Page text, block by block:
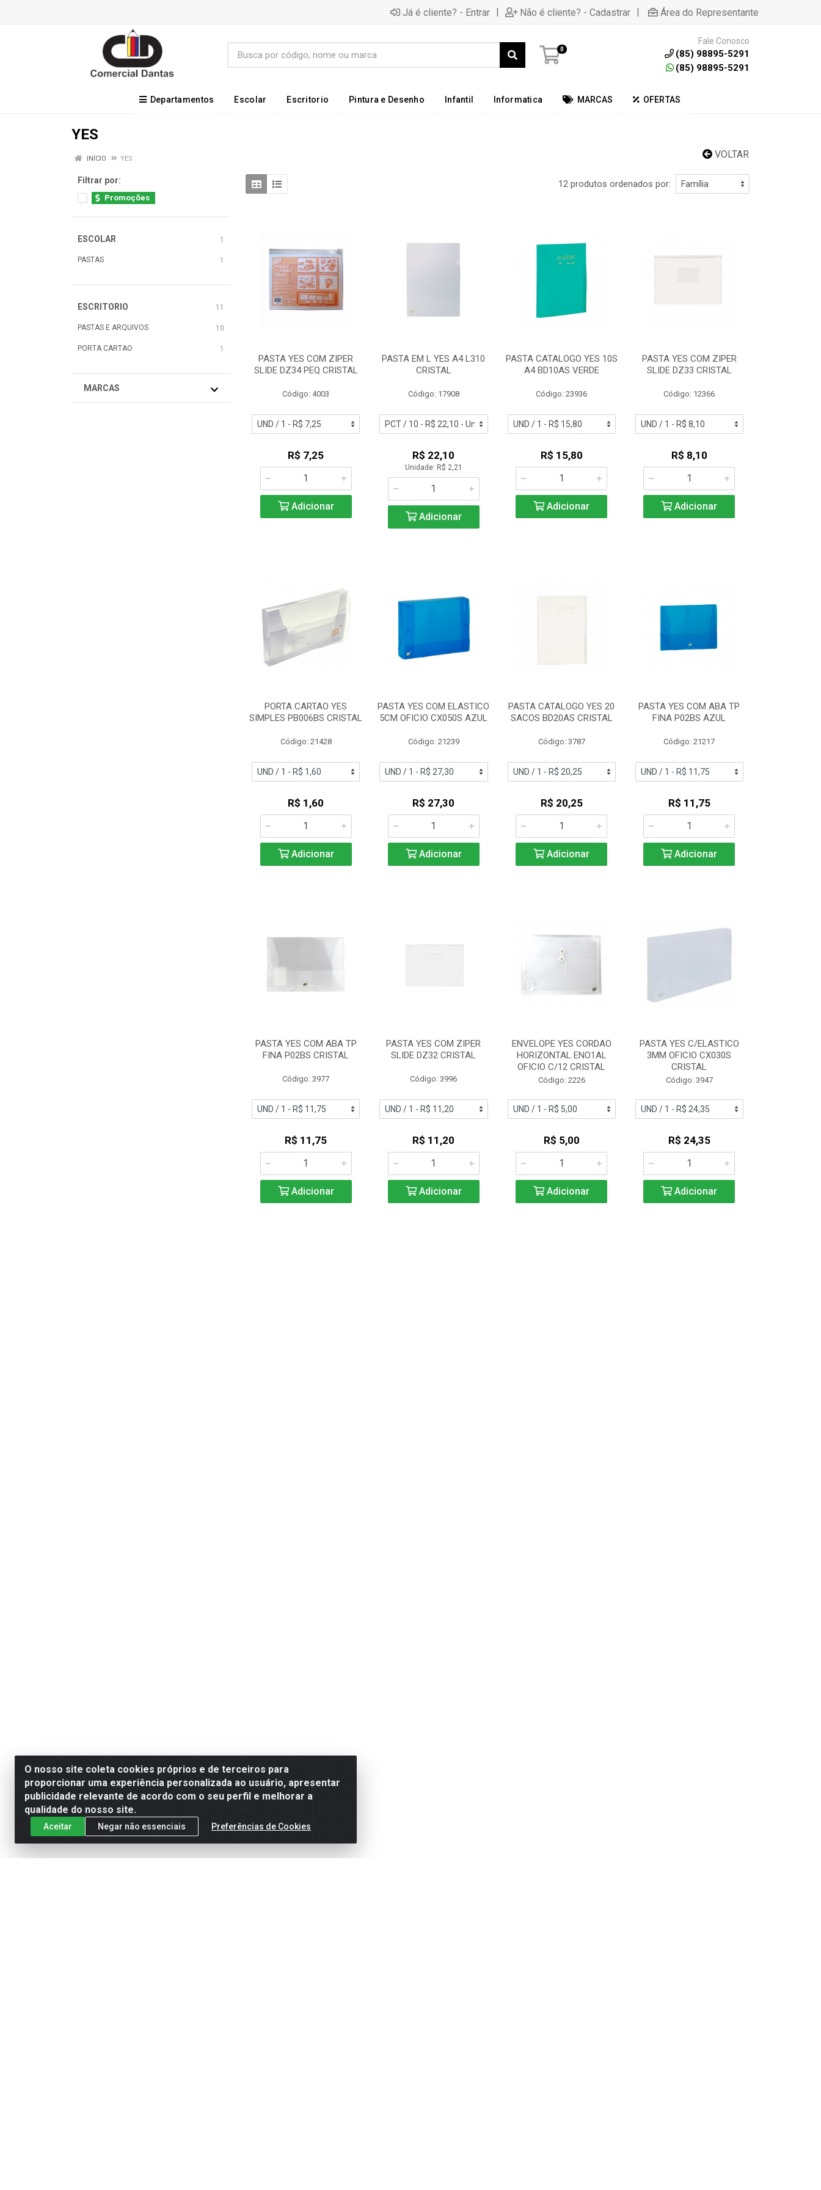
Já é cliente? - Entrar | Não é cliente? - Cadastrar | Área do Representante
0
Fale Conosco
(85) 98895-5291
(85) 98895-5291
Departamentos Escolar Escritorio Pintura e Desenho Infantil Informatica MARCAS OFERTAS
YES
VOLTAR
INÍCIO YES
Filtrar por:
Promoções
ESCOLAR 1
PASTAS 1
ESCRITORIO 11
PASTAS E ARQUIVOS 10
PORTA CARTAO 1
MARCAS
12 produtos ordenados por:
PASTA YES COM ZIPER
SLIDE DZ34 PEQ CRISTAL
Código: 4003
R$ 7,25
Adicionar
PASTA EM L YES A4 L310
CRISTAL
Código: 17908
R$ 22,10
Unidade: R$ 2,21
Adicionar
PASTA CATALOGO YES 10S
A4 BD10AS VERDE
Código: 23936
R$ 15,80
Adicionar
PASTA YES COM ZIPER
SLIDE DZ33 CRISTAL
Código: 12366
R$ 8,10
Adicionar
PORTA CARTAO YES
SIMPLES PB006BS CRISTAL
Código: 21428
R$ 1,60
Adicionar
PASTA YES COM ELASTICO
5CM OFICIO CX050S AZUL
Código: 21239
R$ 27,30
Adicionar
PASTA CATALOGO YES 20
SACOS BD20AS CRISTAL
Código: 3787
R$ 20,25
Adicionar
PASTA YES COM ABA TP
FINA P02BS AZUL
Código: 21217
R$ 11,75
Adicionar
PASTA YES COM ABA TP
FINA P02BS CRISTAL
Código: 3977
R$ 11,75
Adicionar
PASTA YES COM ZIPER
SLIDE DZ32 CRISTAL
Código: 3996
R$ 11,20
Adicionar
ENVELOPE YES CORDAO
HORIZONTAL ENO1AL
OFICIO C/12 CRISTAL
Código: 2226
R$ 5,00
Adicionar
PASTA YES C/ELASTICO
3MM OFICIO CX030S
CRISTAL
Código: 3947
R$ 24,35
Adicionar
O nosso site coleta cookies próprios e de terceiros para
proporcionar uma experiência personalizada ao usuário, apresentar
publicidade relevante de acordo com o seu perfil e melhorar a
qualidade do nosso site.
Aceitar Negar não essenciais Preferências de Cookies